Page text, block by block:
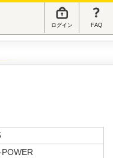
ログイン FAQ